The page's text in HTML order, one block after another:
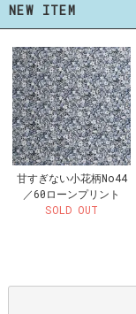
NEW ITEM
甘すぎない小花柄No44
／60ローンプリント
SOLD OUT